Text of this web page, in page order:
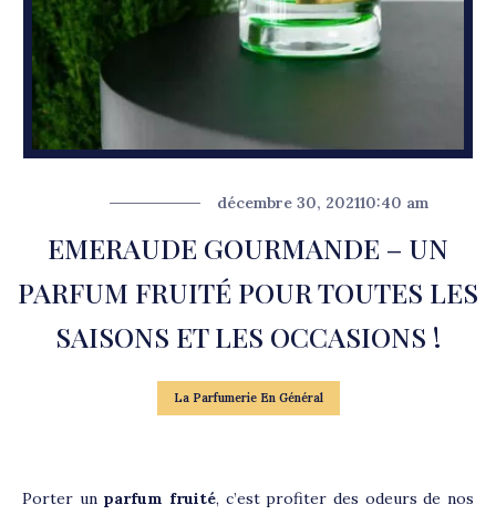
décembre 30, 202110:40 am
EMERAUDE GOURMANDE – UN
PARFUM FRUITÉ POUR TOUTES LES
SAISONS ET LES OCCASIONS !
La Parfumerie En Général
Porter un parfum fruité, c’est profiter des odeurs de nos